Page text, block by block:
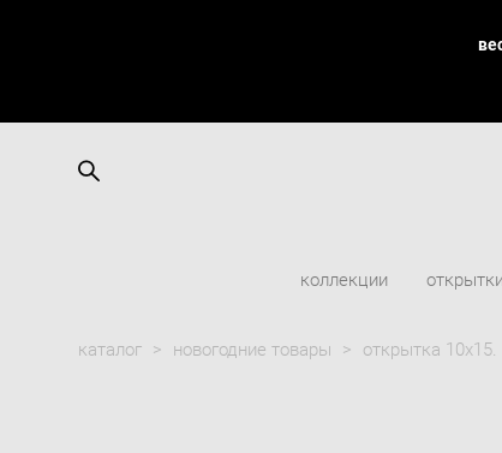
коллекции
каталог > новогодние товары > открытка